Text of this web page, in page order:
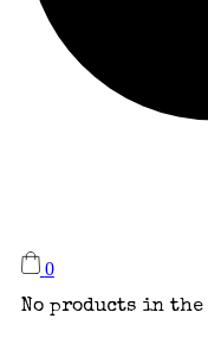
0
No products in